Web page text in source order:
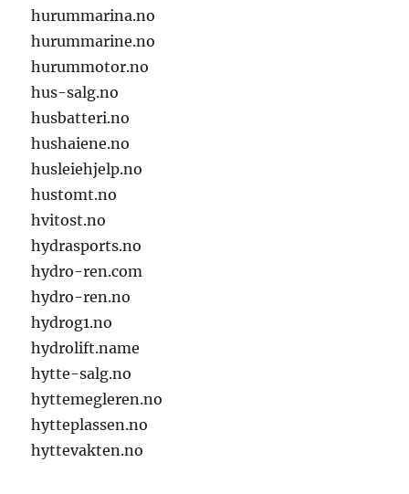
hurummarina.no
hurummarine.no
hurummotor.no
hus-salg.no
husbatteri.no
hushaiene.no
husleiehjelp.no
hustomt.no
hvitost.no
hydrasports.no
hydro-ren.com
hydro-ren.no
hydrog1.no
hydrolift.name
hytte-salg.no
hyttemegleren.no
hytteplassen.no
hyttevakten.no